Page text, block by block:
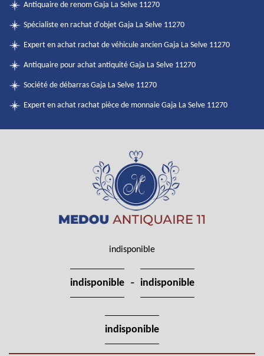
Antiquaire de renom Gaja La Selve 11270
Spécialiste en rachat d'objet Gaja La Selve 11270
Expert en achat rachat de véhicule ancien Gaja La Selve 11270
Antiquaire pour achat antiquité Gaja La Selve 11270
Société de débarras Gaja La Selve 11270
Expert en achat rachat pièce de monnaie Gaja La Selve 11270
indisponible
indisponible - indisponible
indisponible